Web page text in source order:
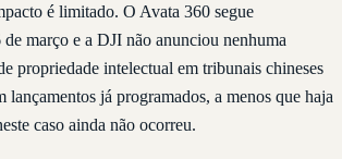
é limitado. O Avata 360 segue
março e a DJI não anunciou nenhuma
propriedade intelectual em tribunais chineses
lançamentos já programados, a menos que haja
caso ainda não ocorreu.